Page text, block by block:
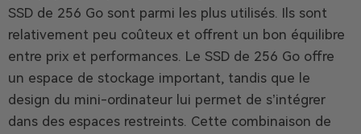
SSD de 256 Go sont parmi les plus utilisés. Ils sont
relativement peu coûteux et offrent un bon équilibre
entre prix et performances. Le SSD de 256 Go offre
un espace de stockage important, tandis que le
design du mini-ordinateur lui permet de s’intégrer
dans des espaces restreints. Cette combinaison de